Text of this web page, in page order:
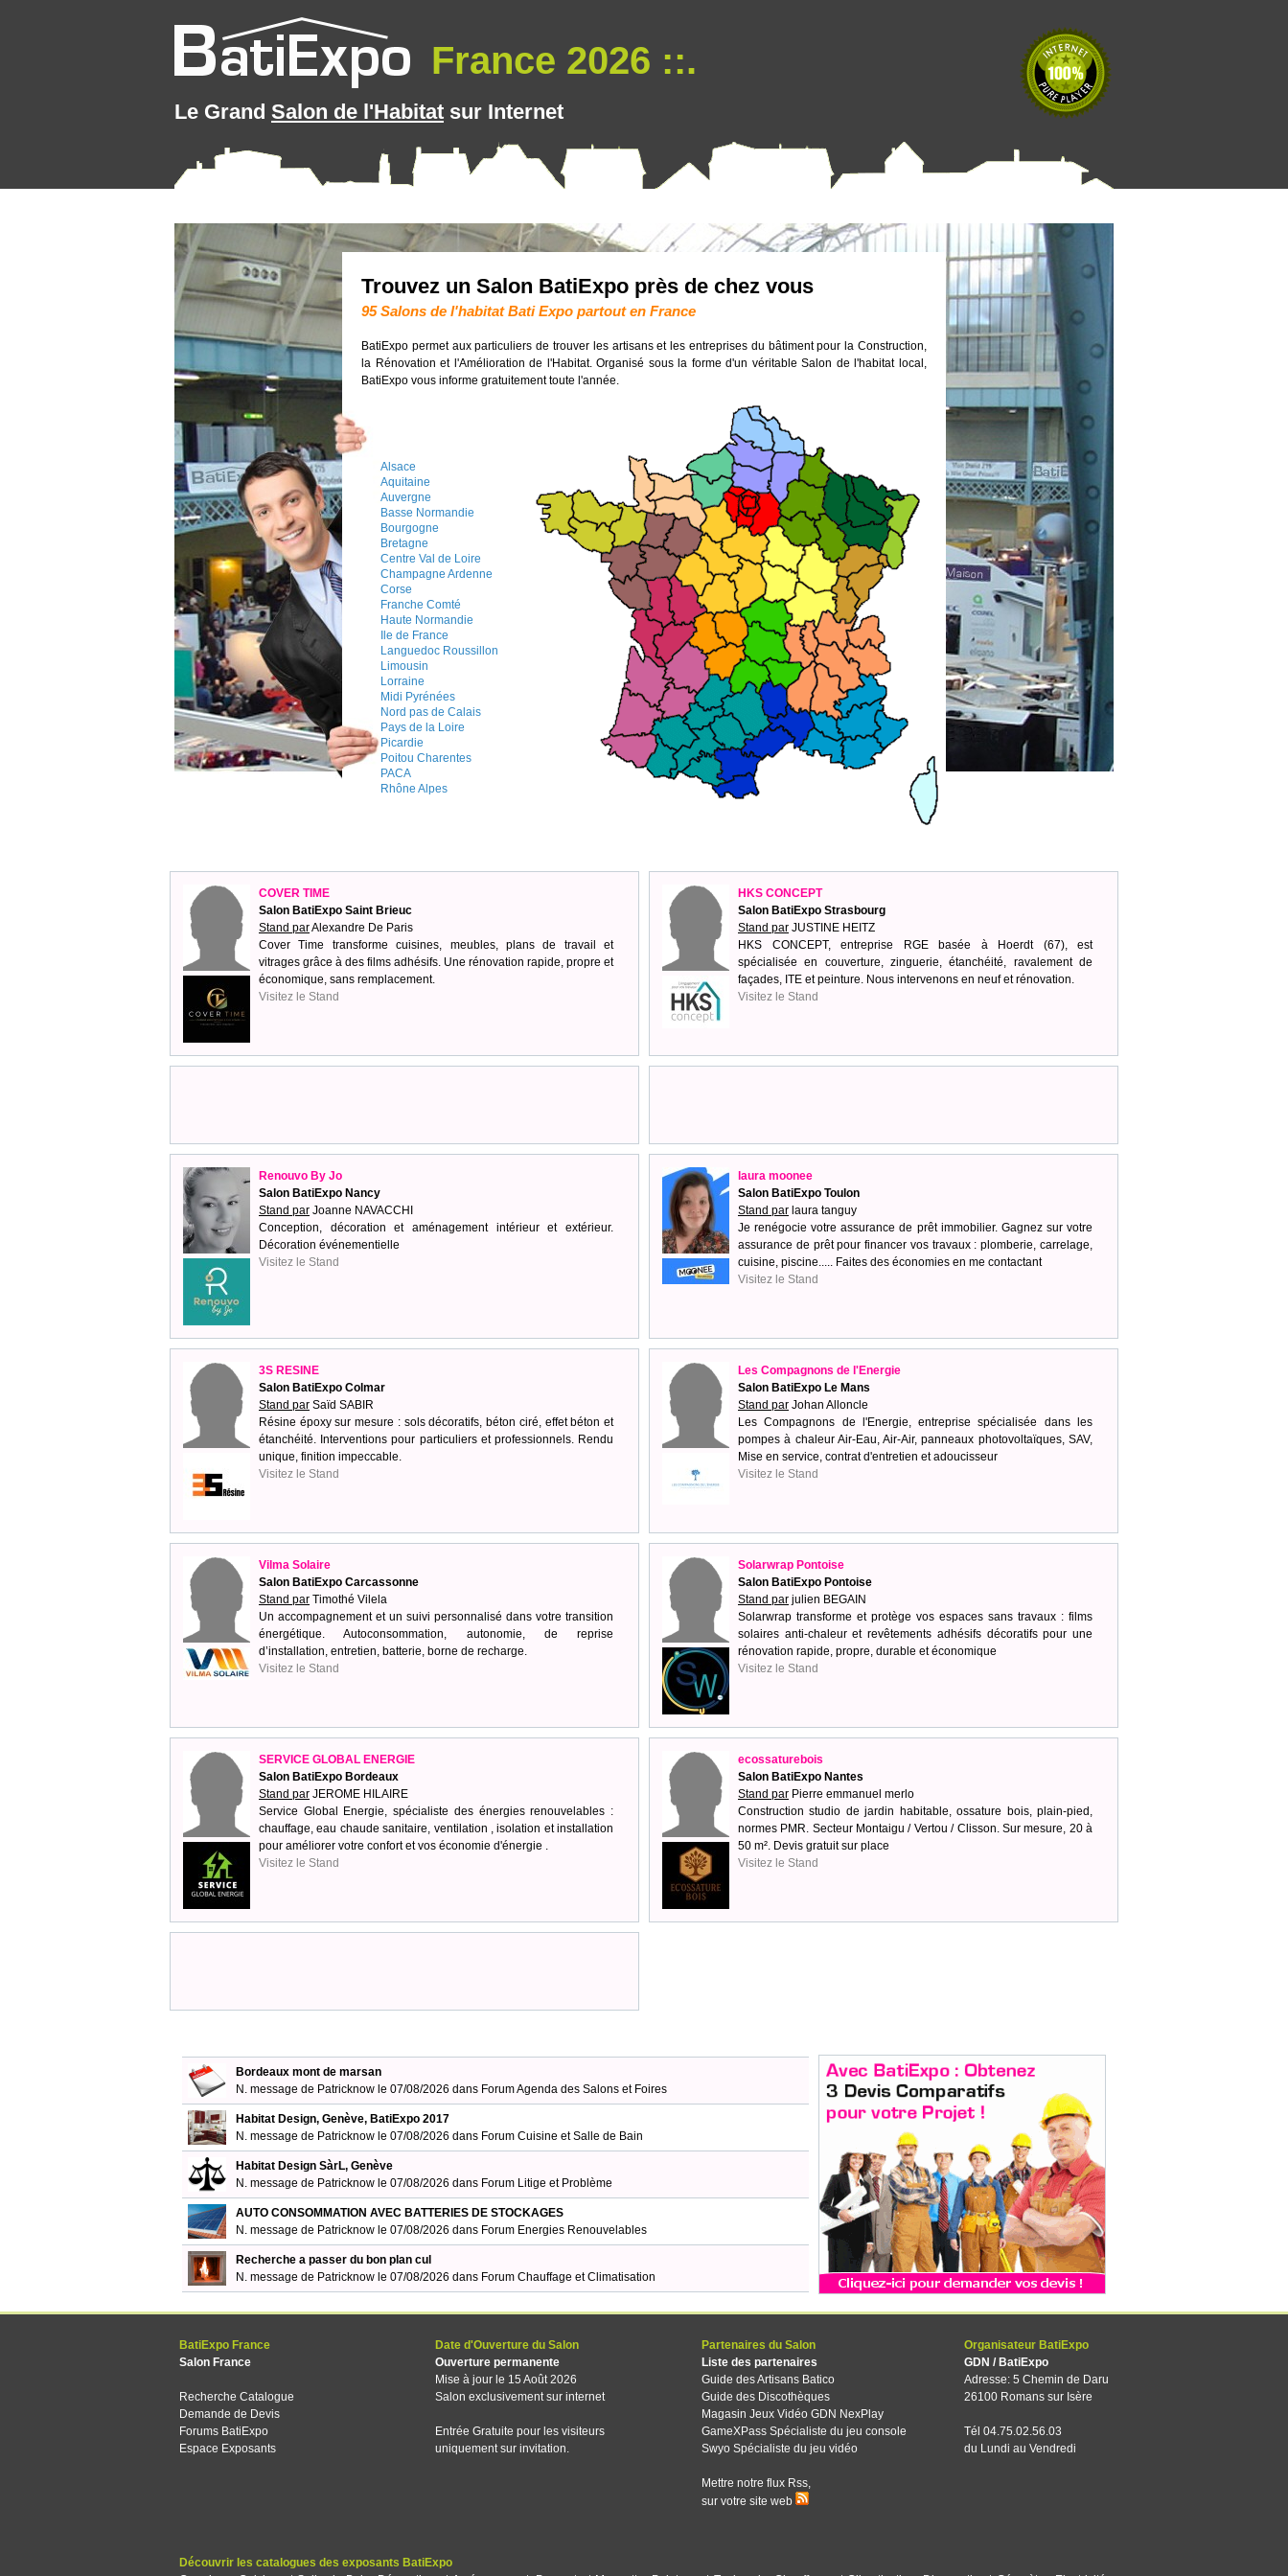
France 2026 ::.
Le Grand Salon de l'Habitat sur Internet
Trouvez un Salon BatiExpo près de chez vous
95 Salons de l'habitat Bati Expo partout en France
BatiExpo permet aux particuliers de trouver les artisans et les entreprises du bâtiment pour la Construction,
la Rénovation et l'Amélioration de l'Habitat. Organisé sous la forme d'un véritable Salon de l'habitat local,
BatiExpo vous informe gratuitement toute l'année.
Alsace
Aquitaine
Auvergne
Basse Normandie
Bourgogne
Bretagne
Centre Val de Loire
Champagne Ardenne
Corse
Franche Comté
Haute Normandie
Ile de France
Languedoc Roussillon
Limousin
Lorraine
Midi Pyrénées
Nord pas de Calais
Pays de la Loire
Picardie
Poitou Charentes
PACA
Rhône Alpes
COVER TIME
Salon BatiExpo Saint Brieuc
Stand parAlexandre De Paris
Cover Time transforme cuisines, meubles, plans de travail et
vitrages grâce à des films adhésifs. Une rénovation rapide, propre et
économique, sans remplacement.
Visitez le Stand
HKS CONCEPT
Salon BatiExpo Strasbourg
Stand par JUSTINE HEITZ
HKS CONCEPT, entreprise RGE basée à Hoerdt (67), est
spécialisée en couverture, zinguerie, étanchéité, ravalement de
façades, ITE et peinture. Nous intervenons en neuf et rénovation.
Visitez le Stand
Renouvo By Jo
Salon BatiExpo Nancy
Stand par Joanne NAVACCHI
Conception, décoration et aménagement intérieur et extérieur.
Décoration événementielle
Visitez le Stand
laura moonee
Salon BatiExpo Toulon
Stand par laura tanguy
Je renégocie votre assurance de prêt immobilier. Gagnez sur votre
assurance de prêt pour financer vos travaux : plomberie, carrelage,
cuisine, piscine..... Faites des économies en me contactant
Visitez le Stand
3S RESINE
Salon BatiExpo Colmar
Stand par Saïd SABIR
Résine époxy sur mesure : sols décoratifs, béton ciré, effet béton et
étanchéité. Interventions pour particuliers et professionnels. Rendu
unique, finition impeccable.
Visitez le Stand
Les Compagnons de l'Energie
Salon BatiExpo Le Mans
Stand par Johan Alloncle
Les Compagnons de l'Energie, entreprise spécialisée dans les
pompes à chaleur Air-Eau, Air-Air, panneaux photovoltaïques, SAV,
Mise en service, contrat d'entretien et adoucisseur
Visitez le Stand
Vilma Solaire
Salon BatiExpo Carcassonne
Stand par Timothé Vilela
Un accompagnement et un suivi personnalisé dans votre transition
énergétique. Autoconsommation, autonomie, de reprise
d’installation, entretien, batterie, borne de recharge.
Visitez le Stand
Solarwrap Pontoise
Salon BatiExpo Pontoise
Stand par julien BEGAIN
Solarwrap transforme et protège vos espaces sans travaux : films
solaires anti‑chaleur et revêtements adhésifs décoratifs pour une
rénovation rapide, propre, durable et économique
Visitez le Stand
SERVICE GLOBAL ENERGIE
Salon BatiExpo Bordeaux
Stand par JEROME HILAIRE
Service Global Energie, spécialiste des énergies renouvelables :
chauffage, eau chaude sanitaire, ventilation , isolation et installation
pour améliorer votre confort et vos économie d'énergie .
Visitez le Stand
ecossaturebois
Salon BatiExpo Nantes
Stand par Pierre emmanuel merlo
Construction studio de jardin habitable, ossature bois, plain-pied,
normes PMR. Secteur Montaigu / Vertou / Clisson. Sur mesure, 20 à
50 m². Devis gratuit sur place
Visitez le Stand
Bordeaux mont de marsan
N. message de Patricknow le 07/08/2026 dans Forum Agenda des Salons et Foires
Habitat Design, Genève, BatiExpo 2017
N. message de Patricknow le 07/08/2026 dans Forum Cuisine et Salle de Bain
Habitat Design SàrL, Genève
N. message de Patricknow le 07/08/2026 dans Forum Litige et Problème
AUTO CONSOMMATION AVEC BATTERIES DE STOCKAGES
N. message de Patricknow le 07/08/2026 dans Forum Energies Renouvelables
Recherche a passer du bon plan cul
N. message de Patricknow le 07/08/2026 dans Forum Chauffage et Climatisation
BatiExpo France
Salon France
Recherche Catalogue
Demande de Devis
Forums BatiExpo
Espace Exposants
Date d'Ouverture du Salon
Ouverture permanente
Mise à jour le 15 Août 2026
Salon exclusivement sur internet
Entrée Gratuite pour les visiteurs
uniquement sur invitation.
Partenaires du Salon
Liste des partenaires
Guide des Artisans Batico
Guide des Discothèques
Magasin Jeux Vidéo GDN NexPlay
GameXPass Spécialiste du jeu console
Swyo Spécialiste du jeu vidéo
Mettre notre flux Rss,
sur votre site web
Organisateur BatiExpo
GDN / BatiExpo
Adresse: 5 Chemin de Daru
26100 Romans sur Isère
Tél 04.75.02.56.03
du Lundi au Vendredi
Découvrir les catalogues des exposants BatiExpo